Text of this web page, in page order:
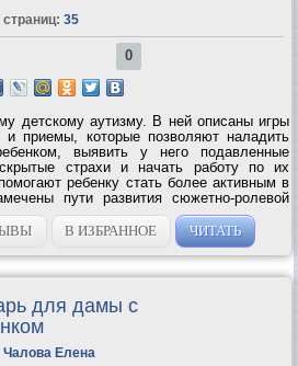
страниц: 35
0
детскому аутизму. В ней описаны игры
приемы, которые позволяют наладить
выявить у него подавленные
страхи и начать работу по их
ребенку стать более активным в
пути развития сюжетно-ролевой
миром, обучения способам...
В ИЗБРАННОЕ ЧИТАТЬ
для дамы с
Чалова Елена